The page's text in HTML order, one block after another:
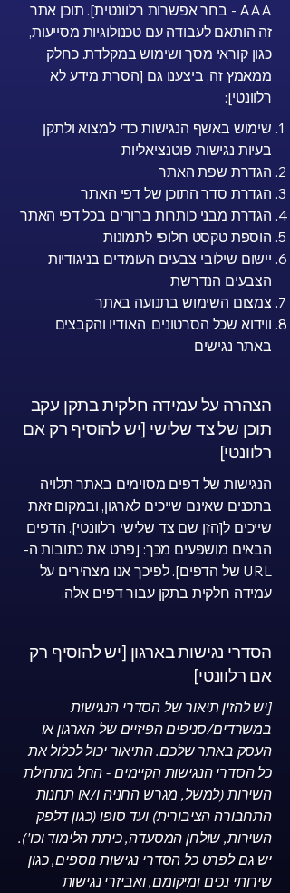
AAA - בחר אפשרות רלוונטית]. תוכן אתר
זה הותאם לעבודה עם טכנולוגיות מסייעות,
כגון קוראי מסך ושימוש במקלדת. כחלק
ממאמץ זה, ביצענו גם [הסרת מידע לא
רלוונטי]:
שימוש באשף הנגישות כדי למצוא ולתקן
בעיות נגישות פוטנציאליות
הגדרת שפת האתר
הגדרת סדר התוכן של דפי האתר
הגדרת מבני כותרות ברורים בכל דפי האתר
הוספת טקסט חלופי לתמונות
יישום שילובי צבעים העומדים בניגודיות
הצבעים הנדרשת
צמצום השימוש בתנועה באתר
ווידוא שכל הסרטונים, האודיו והקבצים
באתר נגישים
הצהרה על עמידה חלקית בתקן עקב
תוכן של צד שלישי [יש להוסיף רק אם
רלוונטי]
הנגישות של דפים מסוימים באתר תלויה
בתכנים שאינם שייכים לארגון, ובמקום זאת
שייכים ל[הזן שם צד שלישי רלוונטי]. הדפים
הבאים מושפעים מכך: [פרט את כתובות ה-
URL של הדפים]. לפיכך אנו מצהירים על
עמידה חלקית בתקן עבור דפים אלה.
הסדרי נגישות בארגון [יש להוסיף רק
אם רלוונטי]
[יש להזין תיאור של הסדרי הנגישות
במשרדים/סניפים הפיזיים של הארגון או
העסק באתר שלכם. התיאור יכול לכלול את
כל הסדרי הנגישות הקיימים - החל מתחילת
השירות (למשל, מגרש החניה ו/או תחנות
התחבורה הציבורית) ועד סופו (כגון דלפק
השירות, שולחן המסעדה, כיתת הלימוד וכו').
יש גם לפרט כל הסדרי נגישות נוספים, כגון
שירותי נכים ומיקומם, ואביזרי נגישות